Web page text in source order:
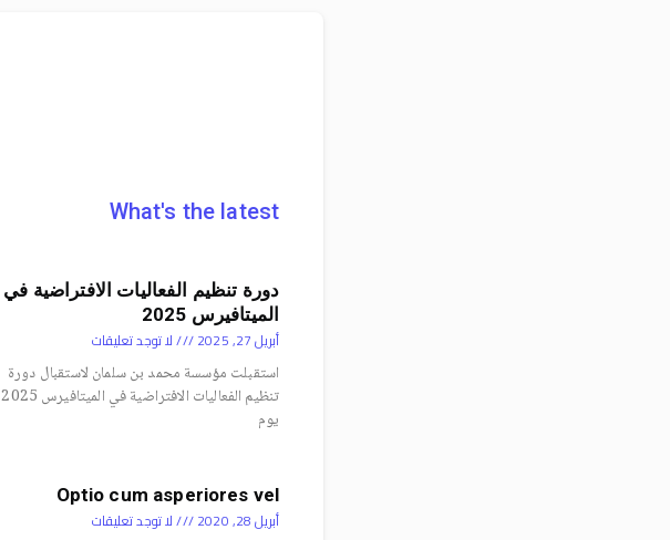
What's the latest
دورة تنظيم الفعاليات الافتراضية في
الميتافيرس 2025
أبريل 27, 2025 لا توجد تعليقات
استقبلت مؤسسة محمد بن سلمان لاستقبال دورة
تنظيم الفعاليات الافتراضية في الميتافيرس 2025
يوم
Optio cum asperiores vel
أبريل 28, 2020 لا توجد تعليقات